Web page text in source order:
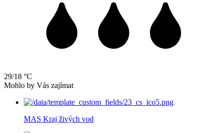
29/18 °C
Mohlo by Vás zajímat
MAS Kraj živých vod